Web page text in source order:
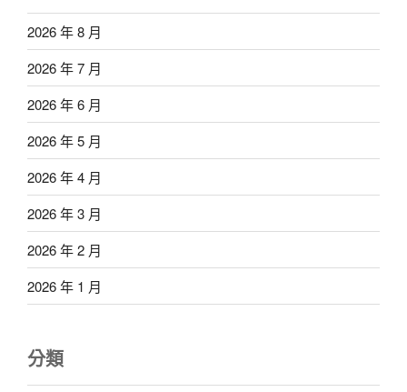
2026 年 8 月
2026 年 7 月
2026 年 6 月
2026 年 5 月
2026 年 4 月
2026 年 3 月
2026 年 2 月
2026 年 1 月
分類